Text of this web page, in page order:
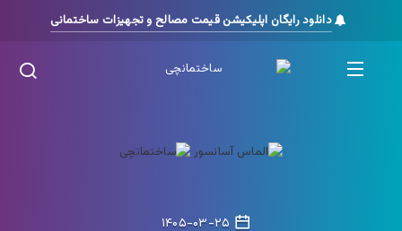
دانلود رایگان اپلیکیشن قیمت مصالح و تجهیزات ساختمانی